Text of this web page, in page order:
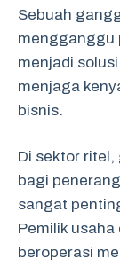
Sebuah
mengganggu
menjadi
menjaga
bisnis.
Di sektor
bagi
sangat
Pemilik
beroperasi